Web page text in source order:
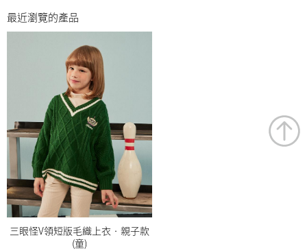
最近瀏覽的產品
三眼怪V領短版毛織上衣‧親子款
(童)